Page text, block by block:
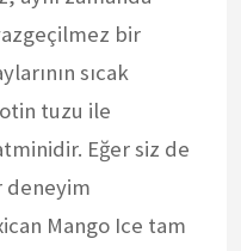
bir
sıcak
tuzu ile
Eğer siz de
deneyim
Mango Ice tam